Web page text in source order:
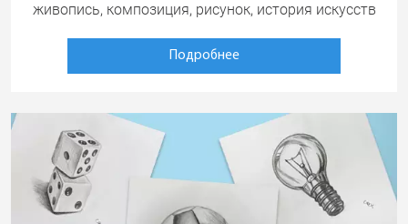
живопись, композиция, рисунок, история искусств
Подробнее